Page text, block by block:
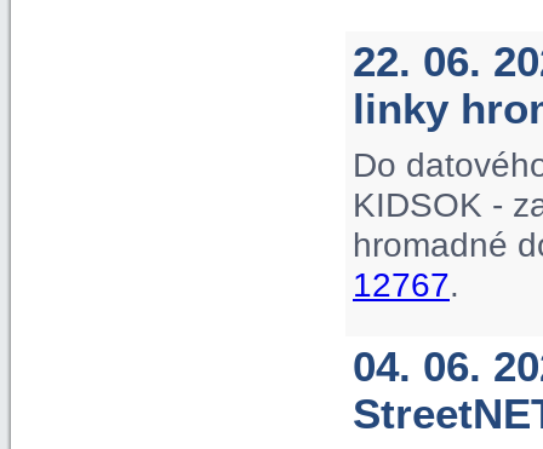
22. 06.
linky
Do
KIDSOK -
hromadné
12767.
04. 06.